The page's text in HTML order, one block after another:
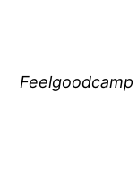
Feelgoodcamp